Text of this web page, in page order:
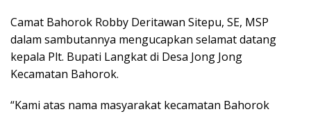
Camat Bahorok Robby Deritawan Sitepu, SE, MSP
dalam sambutannya mengucapkan selamat datang
kepala Plt. Bupati Langkat di Desa Jong Jong
Kecamatan Bahorok.
“Kami atas nama masyarakat kecamatan Bahorok